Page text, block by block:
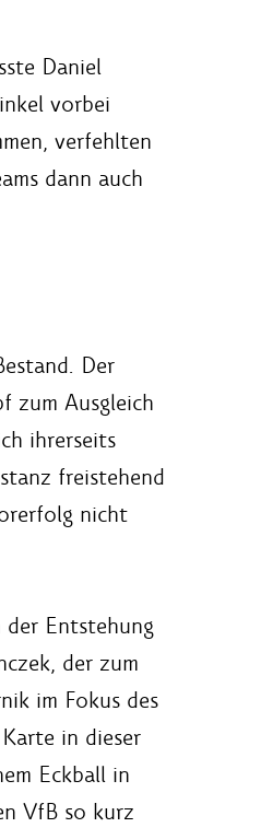
Daniel
vorbei
verfehlten
dann auch
Der
zum Ausgleich
ihrerseits
freistehend
nicht
Entstehung
der zum
im Fokus des
in dieser
Eckball in
VfB so kurz